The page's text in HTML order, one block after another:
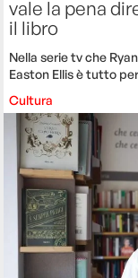
vale la pena
il libro
Nella serie tv che
Easton Ellis è tutto
Cultura